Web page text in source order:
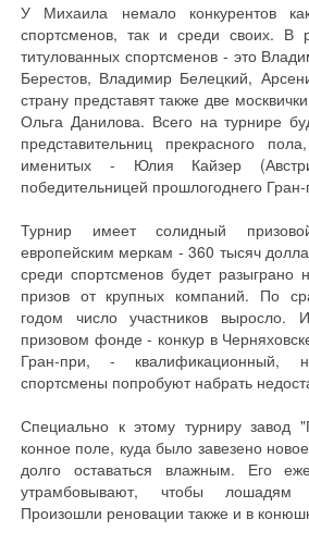
У Михаила немало конкурентов
спортсменов, так и среди своих. В
титулованных спортсменов - это
Берестов, Владимир Белецкий,
страну представят также две
Ольга Данилова. Всего на турнире
представительниц прекрасного
именитых - Юлия Кайзер
победительницей прошлогоднего
Турнир имеет солидный
европейским меркам - 360 тысяч
среди спортсменов будет разыграно
призов от крупных компаний. По
годом число участников
призовом фонде - конкур в
Гран-при, - квалификационный,
спортсмены попробуют набрать
Специально к этому турниру завод
конное поле, куда было завезено
долго оставаться влажным. Его
утрамбовывают, чтобы лошадям
Произошли реновации также и в